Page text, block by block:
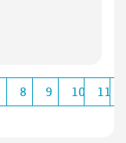
8 9 10 11